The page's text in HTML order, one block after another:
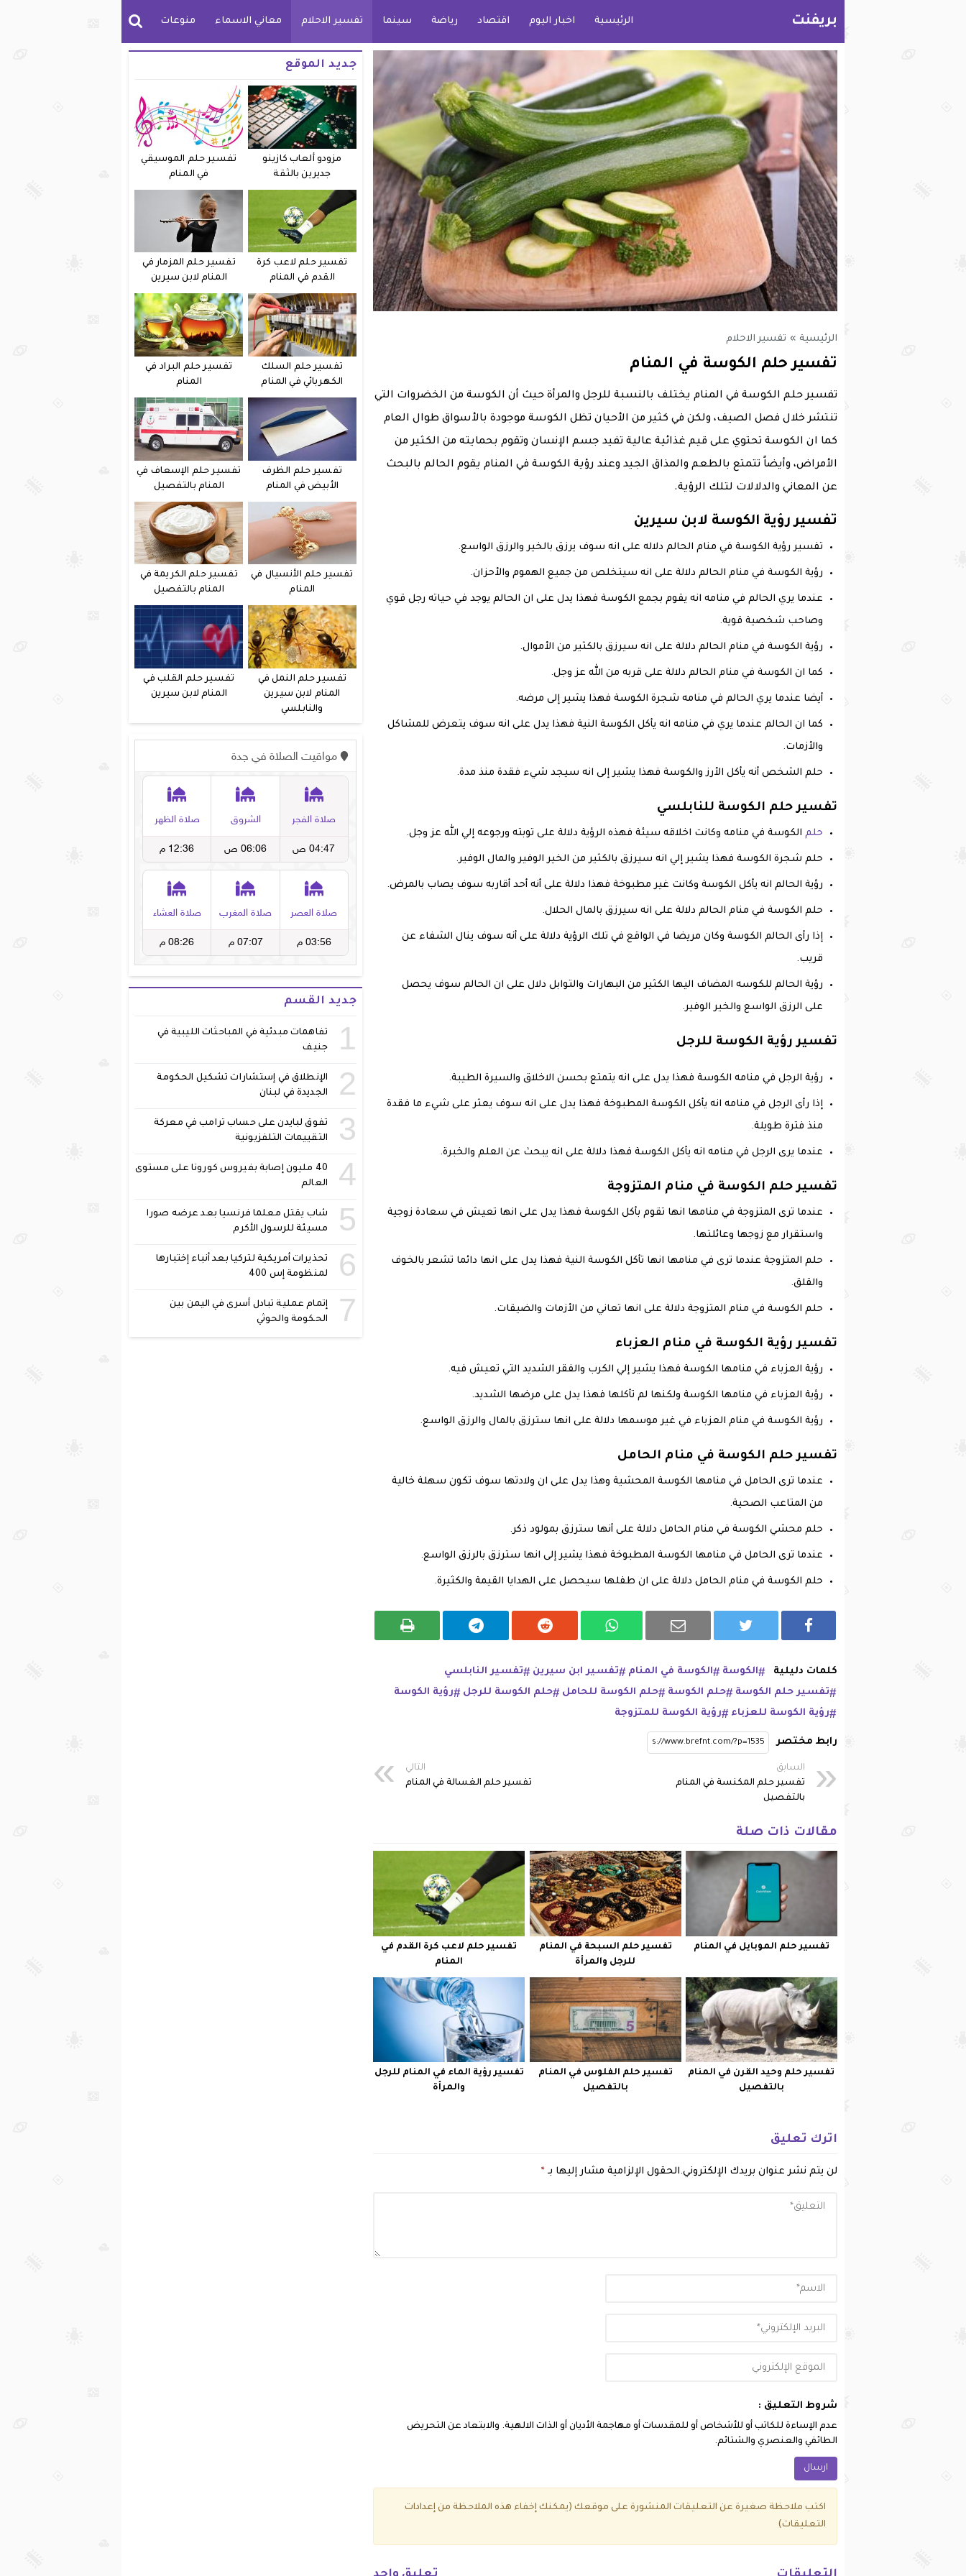
بريفنت الرئيسية اخبار اليوم اقتصاد رياضة سينما تفسير الاحلام معاني الاسماء منوعات
الرئيسية » تفسير الاحلام
تفسير حلم الكوسة في المنام
تفسير حلم الكوسة في المنام يختلف بالنسبة للرجل والمرأة حيث أن الكوسة من الخضروات التي
تنتشر خلال فصل الصيف، ولكن في كثير من الأحيان تظل الكوسة موجودة بالأسواق طوال العام
كما ان الكوسة تحتوي على قيم غذائية عالية تفيد جسم الإنسان وتقوم بحمايته من الكثير من
الأمراض، وأيضاً تتمتع بالطعم والمذاق الجيد وعند رؤية الكوسة في المنام يقوم الحالم بالبحث
عن المعاني والدلالات لتلك الرؤية.
تفسير رؤية الكوسة لابن سيرين
تفسير رؤية الكوسة في منام الحالم دلاله على انه سوف يرزق بالخير والرزق الواسع.
رؤية الكوسة في منام الحالم دلالة على انه سيتخلص من جميع الهموم والأحزان.
عندما يري الحالم في منامه انه يقوم بجمع الكوسة فهذا يدل على ان الحالم يوجد في حياته رجل قوي
وصاحب شخصية قوية.
رؤية الكوسة في منام الحالم دلالة على انه سيرزق بالكثير من الأموال.
كما ان الكوسة في منام الحالم دلالة على قربه من الله عز وجل.
أيضا عندما يري الحالم في منامه شجرة الكوسة فهذا يشير إلى مرضه.
كما ان الحالم عندما يري في منامه انه يأكل الكوسة النية فهذا يدل على انه سوف يتعرض للمشاكل
والأزمات.
حلم الشخص أنه يأكل الأرز والكوسة فهذا يشير إلى انه سيجد شيء فقدة منذ مدة.
تفسير حلم الكوسة للنابلسي
حلم الكوسة في منامه وكانت اخلاقه سيئة فهذه الرؤية دلالة على توبته ورجوعه إلي الله عز وجل.
حلم شجرة الكوسة فهذا يشير إلي انه سيرزق بالكثير من الخير الوفير والمال الوفير.
‏رؤية الحالم انه يأكل الكوسة وكانت غير مطبوخة فهذا دلالة على أنه أحد أقاربه سوف يصاب بالمرض.
حلم الكوسة في منام الحالم دلالة على انه سيرزق بالمال الحلال.
‏إذا رأى الحالم الكوسة وكان مريضا في الواقع في تلك الرؤية دلالة على أنه سوف ينال الشفاء عن
قريب.
رؤية الحالم للكوسه المضاف اليها الكثير من البهارات والتوابل دلال على ان الحالم سوف يحصل
على الرزق الواسع والخير الوفير.
تفسير رؤية الكوسة للرجل
رؤية الرجل في منامه الكوسة فهذا يدل على انه يتمتع بحسن الاخلاق والسيرة الطيبة.
إذا رأى الرجل في منامه انه يأكل الكوسة المطبوخة فهذا يدل على انه سوف يعثر على شيء ما فقدة
منذ فترة طويلة.
عندما يرى الرجل في منامه انه يأكل الكوسة فهذا دلالة على انه يبحث عن العلم والخبرة.
تفسير حلم الكوسة في منام المتزوجة
عندما ترى المتزوجة في منامها انها تقوم بأكل الكوسة فهذا يدل على انها تعيش في سعادة زوجية
واستقرار مع زوجها وعائلتها.
حلم المتزوجة عندما ترى في منامها انها تأكل الكوسة النية فهذا يدل على انها دائما تشعر بالخوف
والقلق.
حلم الكوسة في منام المتزوجة دلالة على انها تعاني من الأزمات والضيقات.
تفسير رؤية الكوسة في منام العزباء
رؤية العزباء في منامها الكوسة فهذا يشير إلي الكرب والفقر الشديد التي تعيش فيه.
رؤية العزباء في منامها الكوسة ولكنها لم تأكلها فهذا يدل على مرضها الشديد.
رؤية الكوسة في منام العزباء في غير موسمها دلالة على انها سترزق بالمال والرزق الواسع.
تفسير حلم الكوسة في منام الحامل
‏عندما ترى الحامل في منامها الكوسة المحشية وهذا يدل على ان ولادتها سوف تكون سهلة خالية
من المتاعب الصحية.
‏حلم محشي الكوسة في منام الحامل دلالة على أنها سترزق بمولود ذكر.
عندما ترى الحامل في منامها الكوسة المطبوخة فهذا يشير إلى انها سترزق بالرزق الواسع.
حلم الكوسة في منام الحامل دلالة على ان طفلها سيحصل على الهدايا القيمة والكثيرة.
كلمات دليلية الكوسة الكوسة في المنام تفسير ابن سيرين
تفسير النابلسي
تفسير حلم الكوسة
حلم الكوسة حلم الكوسة للحامل حلم الكوسة للرجل
رؤية الكوسة
رؤية الكوسة للعزباء
رؤية الكوسة للمتزوجة
رابط مختصر
السابق
تفسير حلم المكنسة في المنام
بالتفصيل
التالي
تفسير حلم الغسالة في المنام
مقالات ذات صلة
تفسير حلم الموبايل في المنام
تفسير حلم السبحة في المنام
للرجل والمرأة
تفسير حلم لاعب كرة القدم في
المنام
تفسير حلم وحيد القرن في المنام
بالتفصيل
تفسير حلم الفلوس في المنام
بالتفصيل
تفسير رؤية الماء في المنام للرجل
والمرأة
اترك تعليق
لن يتم نشر عنوان بريدك الإلكتروني.الحقول الإلزامية مشار إليها بـ *
شروط التعليق :
عدم الإساءة للكاتب أو للأشخاص أو للمقدسات أو مهاجمة الأديان أو الذات الالهية. والابتعاد عن التحريض
الطائفي والعنصري والشتائم.
اكتب ملاحظة صغيرة عن التعليقات المنشورة على موقعك (يمكنك إخفاء هذه الملاحظة من إعدادات
التعليقات)
جديد الموقع
مزودو ألعاب كازينو
جديرين بالثقة
تفسير حلم الموسيقي
في المنام
تفسير حلم لاعب كرة
القدم في المنام
تفسير حلم المزمار في
المنام لابن سيرين
تفسير حلم السلك
الكهربائي في المنام
تفسير حلم البراد في
المنام
تفسير حلم الظرف
الأبيض في المنام
تفسير حلم الإسعاف في
المنام بالتفصيل
تفسير حلم الأنسيال في
المنام
تفسير حلم الكريمة في
المنام بالتفصيل
تفسير حلم النمل في
المنام لابن سيرين
والنابلسي
تفسير حلم القلب في
المنام لابن سيرين
جديد القسم
1
تفاهمات مبدئية في المباحثات الليبية في
جنيف
2
الإنطلاق في إستشارات تشكيل الحكومة
الجديدة في لبنان
3
تفوق لبايدن على حساب ترامب في معركة
التقييمات التلفزيونية
4
40 مليون إصابة بفيروس كورونا على مستوى
العالم
5
شاب يقتل معلما فرنسيا بعد عرضه صورا
مسيئة للرسول الأكرم
6
تحذيرات أمريكية لتركيا بعد أنباء إختبارها
لمنظومة إس 400
7
إتمام عملية تبادل أسرى في اليمن بين
الحكومة والحوثي